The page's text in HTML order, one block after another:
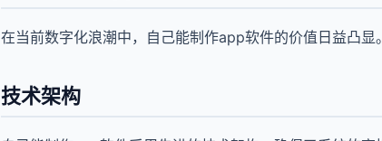
在当前数字化浪潮中，自己能制作app软件的价值日益凸
技术架构